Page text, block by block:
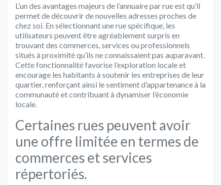
L’un des avantages majeurs de l’annuaire par rue est qu’il
permet de découvrir de nouvelles adresses proches de
chez soi. En sélectionnant une rue spécifique, les
utilisateurs peuvent être agréablement surpris en
trouvant des commerces, services ou professionnels
situés à proximité qu’ils ne connaissaient pas auparavant.
Cette fonctionnalité favorise l’exploration locale et
encourage les habitants à soutenir les entreprises de leur
quartier, renforçant ainsi le sentiment d’appartenance à la
communauté et contribuant à dynamiser l’économie
locale.
Certaines rues peuvent avoir
une offre limitée en termes de
commerces et services
répertoriés.